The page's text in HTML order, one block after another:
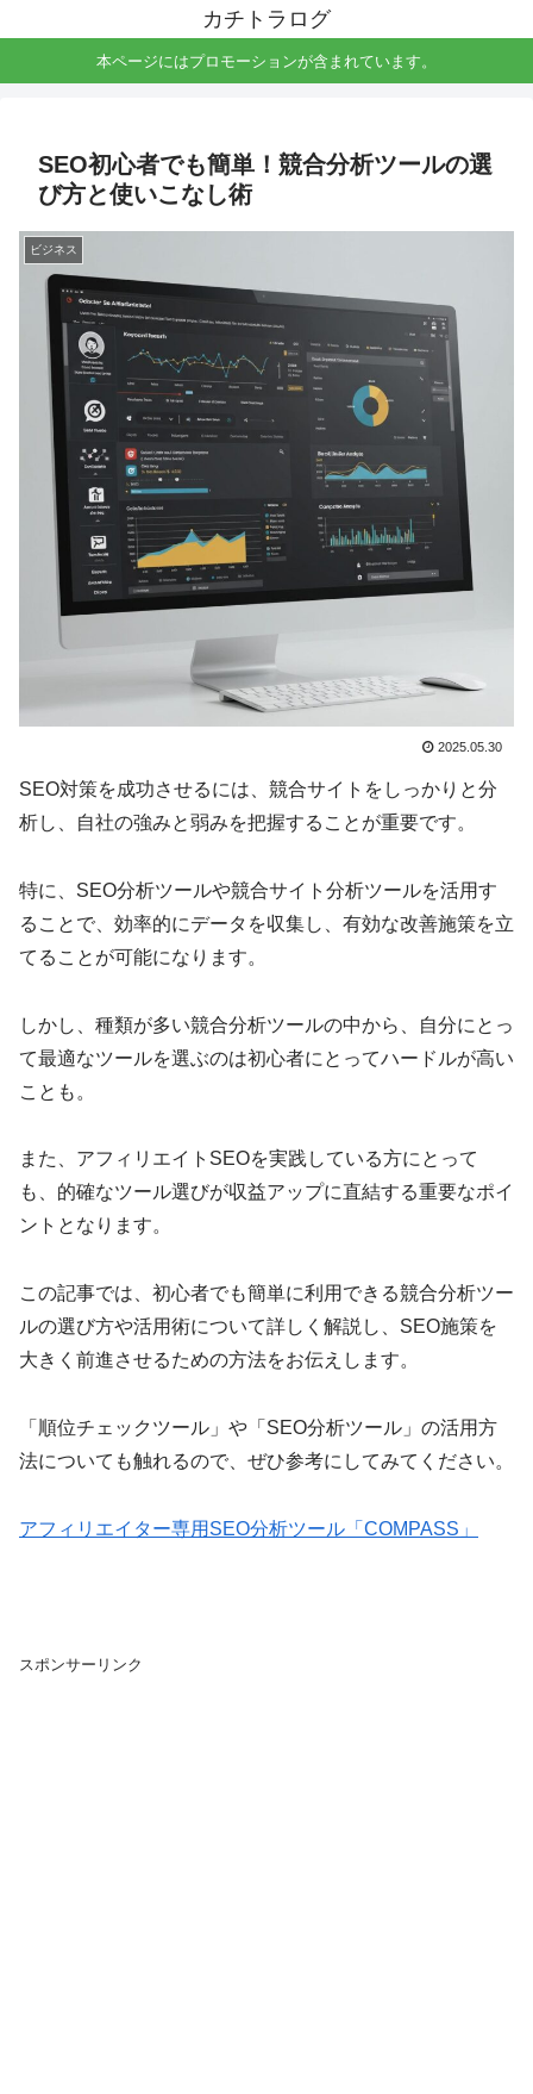
カチトラログ
本ページにはプロモーションが含まれています。
SEO初心者でも簡単！競合分析ツールの選
び方と使いこなし術
ビジネス
2025.05.30
SEO対策を成功させるには、競合サイトをしっかりと分
析し、自社の強みと弱みを把握することが重要です。
特に、SEO分析ツールや競合サイト分析ツールを活用す
ることで、効率的にデータを収集し、有効な改善施策を立
てることが可能になります。
しかし、種類が多い競合分析ツールの中から、自分にとっ
て最適なツールを選ぶのは初心者にとってハードルが高い
ことも。
また、アフィリエイトSEOを実践している方にとって
も、的確なツール選びが収益アップに直結する重要なポイ
ントとなります。
この記事では、初心者でも簡単に利用できる競合分析ツー
ルの選び方や活用術について詳しく解説し、SEO施策を
大きく前進させるための方法をお伝えします。
「順位チェックツール」や「SEO分析ツール」の活用方
法についても触れるので、ぜひ参考にしてみてください。
アフィリエイター専用SEO分析ツール「COMPASS」
スポンサーリンク